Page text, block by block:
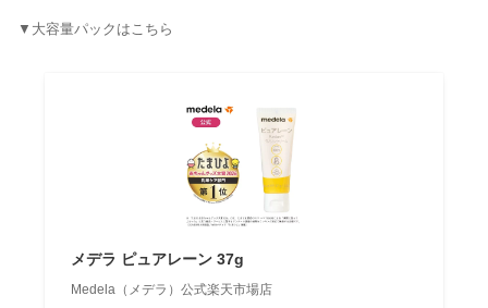
▼大容量パックはこちら
メデラ ピュアレーン 37g
Medela（メデラ）公式楽天市場店